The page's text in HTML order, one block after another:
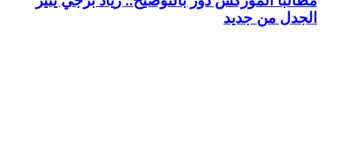
الجدل من جديد